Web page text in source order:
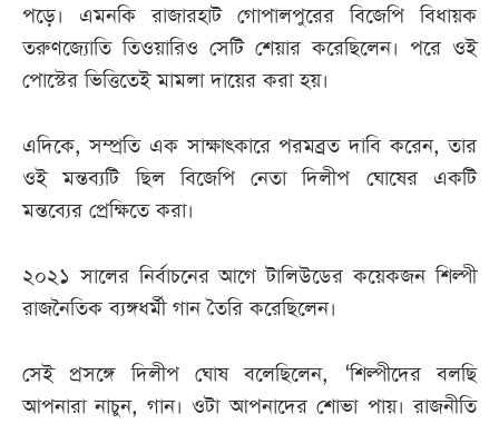
পড়ে। এমনকি রাজারহাট গোপালপুরের বিজেপি বিধায়ক
তরুণজ্যোতি তিওয়ারিও সেটি শেয়ার করেছিলেন। পরে ওই
পোস্টের ভিত্তিতেই মামলা দায়ের করা হয়।
এদিকে, সম্প্রতি এক সাক্ষাৎকারে পরমব্রত দাবি করেন, তার
ওই মন্তব্যটি ছিল বিজেপি নেতা দিলীপ ঘোষের একটি
মন্তব্যের প্রেক্ষিতে করা।
২০২১ সালের নির্বাচনের আগে টালিউডের কয়েকজন শিল্পী
রাজনৈতিক ব্যঙ্গধর্মী গান তৈরি করেছিলেন।
সেই প্রসঙ্গে দিলীপ ঘোষ বলেছিলেন, ‘শিল্পীদের বলছি
আপনারা নাচুন, গান। ওটা আপনাদের শোভা পায়। রাজনীতি